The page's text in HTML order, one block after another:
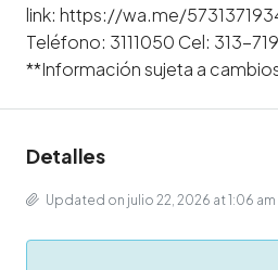
link: https://wa.me/
Teléfono: 3111050 Cel: 313-
**Información sujeta a
Detalles
Updated on julio 22, 2026 at 1:06 am